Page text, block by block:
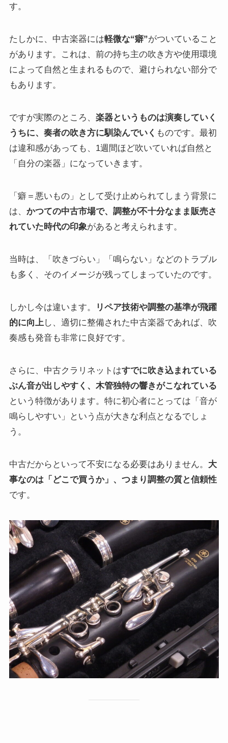
す。
たしかに、中古楽器には軽微な“癖”がついていること
があります。これは、前の持ち主の吹き方や使用環境
によって自然と生まれるもので、避けられない部分で
もあります。
ですが実際のところ、 楽器というものは演奏していく
うちに、奏者の吹き方に馴染んでいく ものです。最初
は違和感があっても、1週間ほど吹いていれば自然と
「自分の楽器」になっていきます。
「癖＝悪いもの」として受け止められてしまう背景に
は、 かつての中古市場で、調整が不十分なまま販売さ
れていた時代の印象があると考えられます。
当時は、「吹きづらい」「鳴らない」などのトラブル
も多く、そのイメージが残ってしまっていたのです。
しかし今は違います。
リペア技術や調整の基準が飛躍
的に向上し、適切に整備された中古楽器であれば、吹
奏感も発音も非常に良好です。
さらに、中古クラリネットはすでに吹き込まれている
ぶん音が出しやすく、木管独特の響きがこなれている
という特徴があります。特に初心者にとっては「音が
鳴らしやすい」という点が大きな利点となるでしょ
う。
中古だからといって不安になる必要はありません。 大
事なのは「どこで買うか」、つまり調整の質と信頼性
です。